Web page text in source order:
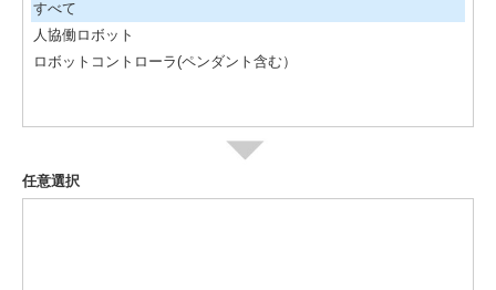
すべて
人協働ロボット
ロボットコントローラ(ペンダント含む）
任意選択